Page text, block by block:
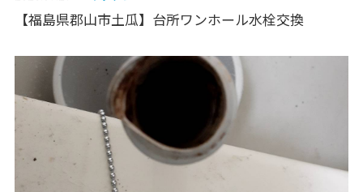
【福島県郡山市土瓜】台所ワンホール水栓交換